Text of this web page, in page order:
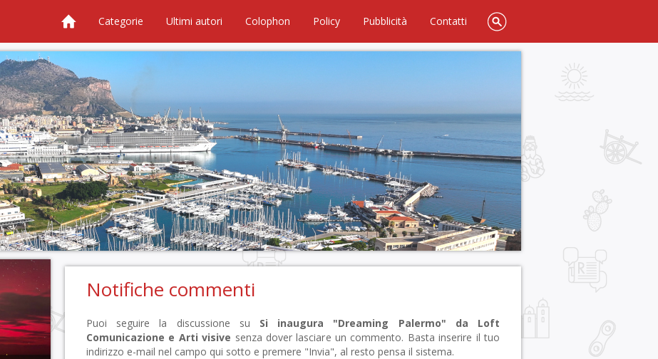
Categorie Ultimi autori Colophon Policy Pubblicità Contatti
Notifiche commenti
Puoi seguire la discussione su Si inaugura "Dreaming Palermo" da Loft
Comunicazione e Arti visive senza dover lasciare un commento. Basta inserire il tuo
indirizzo e-mail nel campo qui sotto e premere "Invia", al resto pensa il sistema.